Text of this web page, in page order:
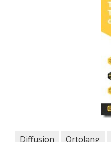
Diffusion Ortolang